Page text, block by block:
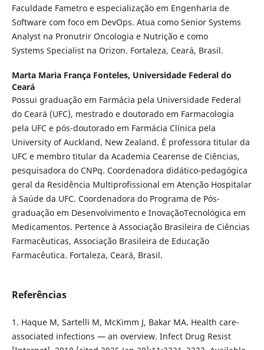
Faculdade Fametro e especialização em Engenharia de
Software com foco em DevOps. Atua como Senior Systems
Analyst na Pronutrir Oncologia e Nutrição e como
Systems Specialist na Orizon. Fortaleza, Ceará, Brasil.
Marta Maria França Fonteles, Universidade Federal do
Ceará
Possui graduação em Farmácia pela Universidade Federal
do Ceará (UFC), mestrado e doutorado em Farmacologia
pela UFC e pós-doutorado em Farmácia Clínica pela
University of Auckland, New Zealand. É professora titular da
UFC e membro titular da Academia Cearense de Ciências,
pesquisadora do CNPq. Coordenadora didático-pedagógica
geral da Residência Multiprofissional em Atenção Hospitalar
à Saúde da UFC. Coordenadora do Programa de Pós-
graduação em Desenvolvimento e InovaçãoTecnológica em
Medicamentos. Pertence à Associação Brasileira de Ciências
Farmacêuticas, Associação Brasileira de Educação
Farmacêutica. Fortaleza, Ceará, Brasil.
Referências
1. Haque M, Sartelli M, McKimm J, Bakar MA. Health care-
associated infections — an overview. Infect Drug Resist